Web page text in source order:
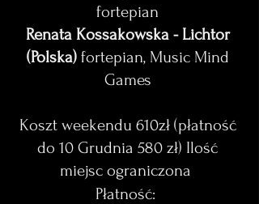
fortepian
Renata Kossakowska - Lichtor
(Polska)fortepian, Music Mind
Games
Koszt weekendu 610zł (płatność
do 10 Grudnia 580 zł) Ilość
miejsc ograniczona
Płatność: